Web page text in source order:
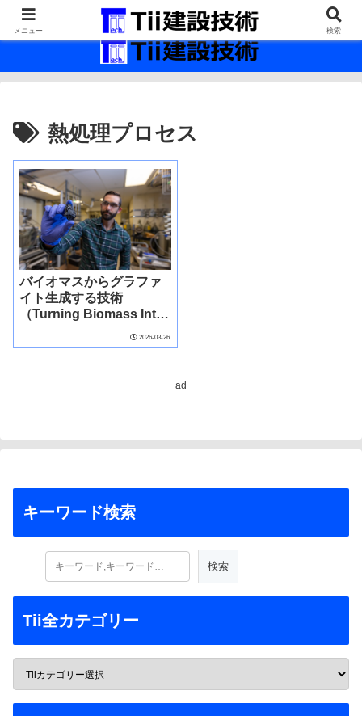
最新の建設技術の情報インフラ。
熱処理プロセス
バイオマスからグラファ
イト生成する技術
（Turning Biomass Into
2026-03-26
ad
キーワード検索
Tii全カテゴリー
メニュー 検索